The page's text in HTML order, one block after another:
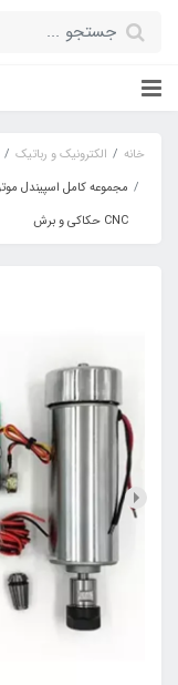
خانه الکترونیک و رباتیک
CNC حکاکی و برش